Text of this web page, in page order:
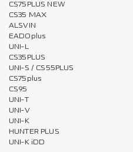
CS75PLUS NEW
CS35 MAX
ALSVIN
EADOplus
UNI-L
CS35PLUS
UNI-S / CS55PLUS
CS75plus
CS95
UNI-T
UNI-V
UNI-K
HUNTER PLUS
UNI-K iDD